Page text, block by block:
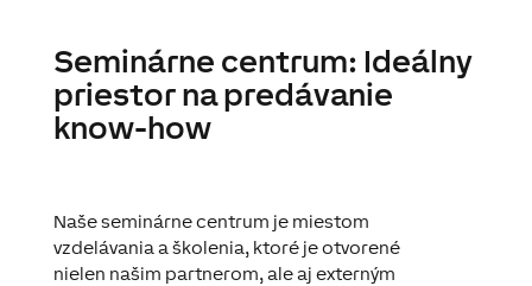
Seminárne centrum: Ideálny
priestor na predávanie
know-how
Naše seminárne centrum je miestom
vzdelávania a školenia, ktoré je otvorené
nielen našim partnerom, ale aj externým